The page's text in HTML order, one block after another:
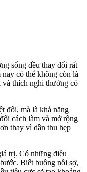
sống đều thay đổi rất
có thể không còn là
và thích nghi thường có
đối, mà là khả năng
cách làm và mở rộng
thay vì dần thu hẹp
trị. Có những điều
Biết buông nỗi sợ,